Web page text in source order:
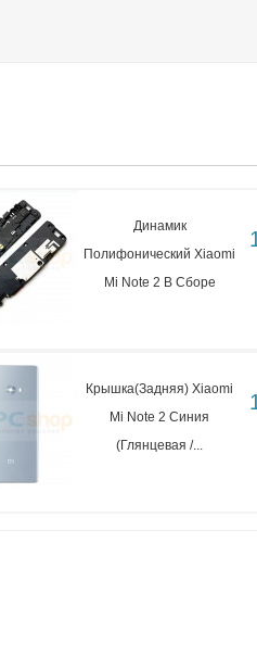
Динамик
Полифонический Xiaomi
Mi Note 2 В Сборе
Крышка(задняя) Xiaomi
Mi Note 2 Синия
(Глянцевая /...